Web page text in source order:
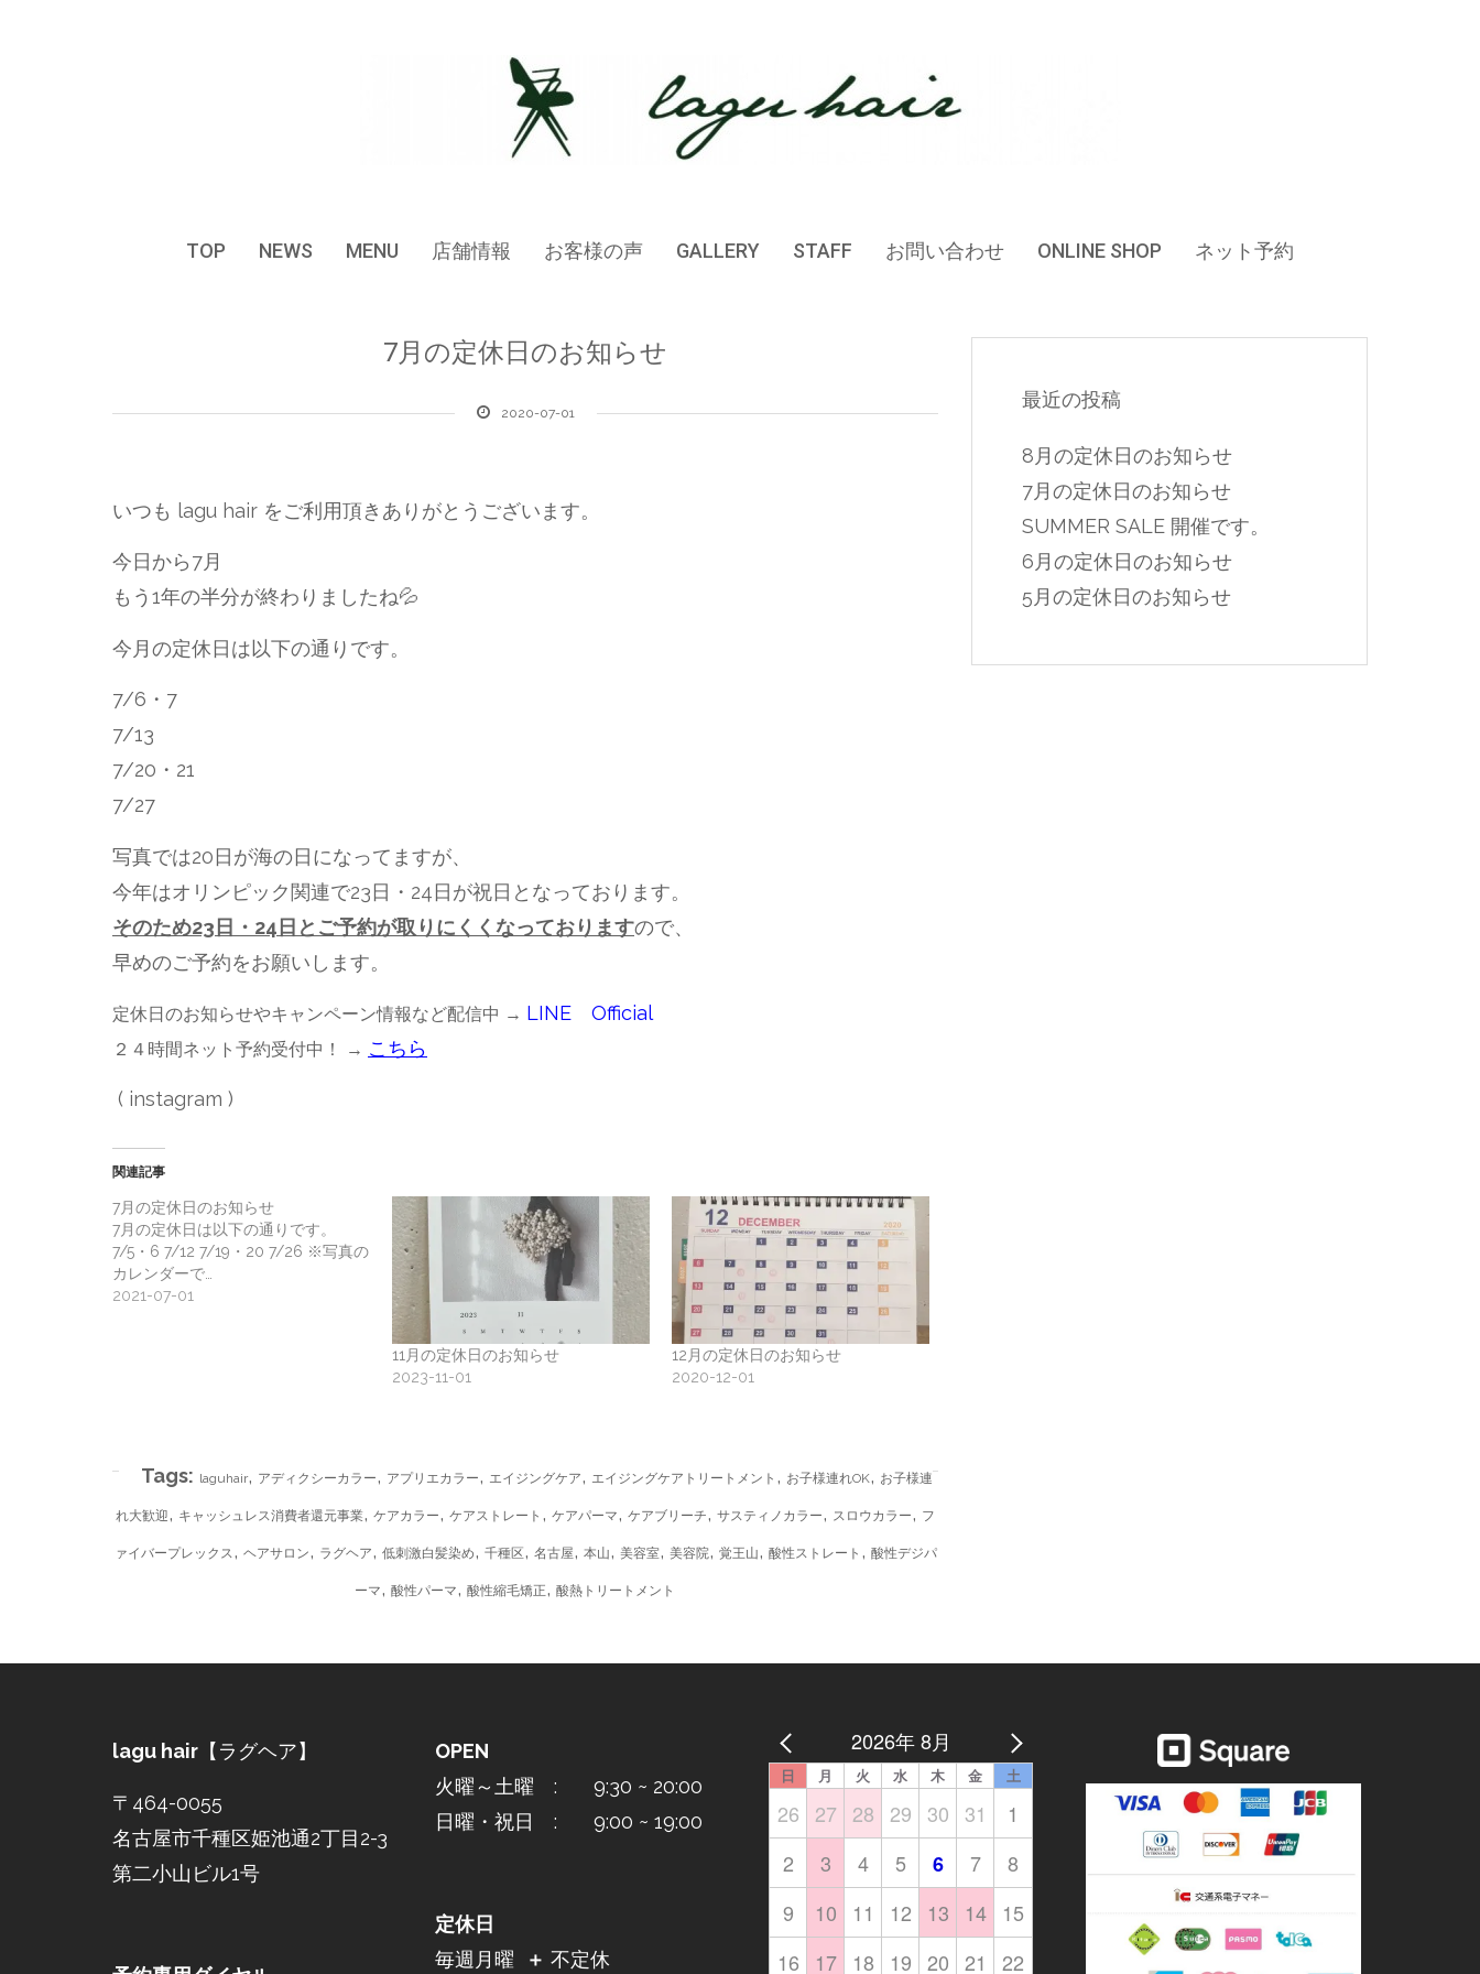
TOP NEWS MENU 店舗情報 お客様の声 GALLERY STAFF お問い合わせ ONLINE SHOP ネット予約
7月の定休日のお知らせ
2020-07-01
いつも lagu hair をご利用頂きありがとうございます。
今日から7月
もう1年の半分が終わりましたね💦
今月の定休日は以下の通りです。
7/6・7
7/13
7/20・21
7/27
写真では20日が海の日になってますが、
今年はオリンピック関連で23日・24日が祝日となっております。
そのため23日・24日とご予約が取りにくくなっておりますので、
早めのご予約をお願いします。
定休日のお知らせやキャンペーン情報など配信中 → LINE Official
２４時間ネット予約受付中！ → こちら
( instagram )
関連記事
7月の定休日のお知らせ
7月の定休日は以下の通りです。
7/5・6 7/12 7/19・20 7/26 ※写真の
カレンダーで…
2021-07-01
11月の定休日のお知らせ
2023-11-01
12月の定休日のお知らせ
2020-12-01
Tags: laguhair, アディクシーカラー, アプリエカラー, エイジングケア, エイジングケアトリートメント , お子様連れOK, お子様連
れ大歓迎, キャッシュレス消費者還元事業, ケアカラー, ケアストレート , ケアパーマ, ケアブリーチ, サスティノカラー, スロウカラー, フ
ァイバープレックス, ヘアサロン, ラグヘア, 低刺激白髪染め, 千種区, 名古屋, 本山, 美容室, 美容院, 覚王山, 酸性ストレート , 酸性デジパ
ーマ, 酸性パーマ, 酸性縮毛矯正, 酸熱トリートメント
最近の投稿
8月の定休日のお知らせ
7月の定休日のお知らせ
SUMMER SALE 開催です。
6月の定休日のお知らせ
5月の定休日のお知らせ
lagu hair 【ラグヘア】
〒464-0055
名古屋市千種区姫池通2丁目2-3
第二小山ビル1号
OPEN
火曜～土曜 : 9:30 ~ 20:00
日曜・祝日 : 9:00 ~ 19:00
定休日
毎週月曜
＋ 不定休
2026年 8月
日 月 火 水 木 金 土
26 27 28 29 30 31
1
2
3 4 5 6 7
8
9
10 11 12 13 14
15
16
17 18 19 20 21 22